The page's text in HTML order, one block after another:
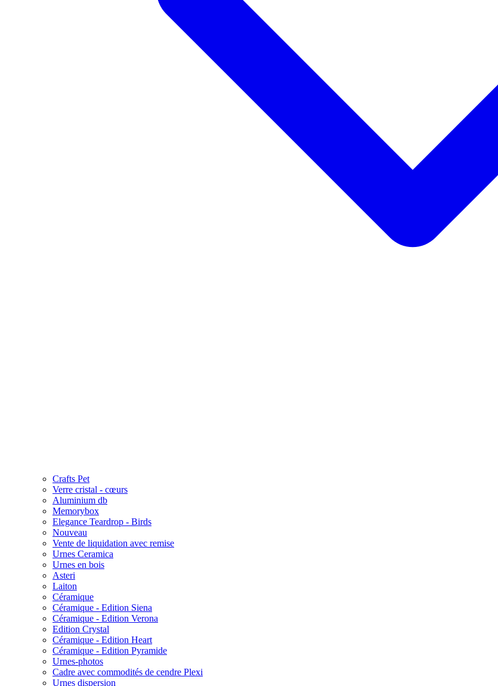
Crafts Pet
Verre cristal - cœurs
Aluminium db
Memorybox
Elegance Teardrop - Birds
Nouveau
Vente de liquidation avec remise
Urnes Ceramica
Urnes en bois
Asteri
Laiton
Céramique
Céramique - Edition Siena
Céramique - Edition Verona
Edition Crystal
Céramique - Edition Heart
Céramique - Edition Pyramide
Urnes-photos
Cadre avec commodités de cendre Plexi
Urnes dispersion